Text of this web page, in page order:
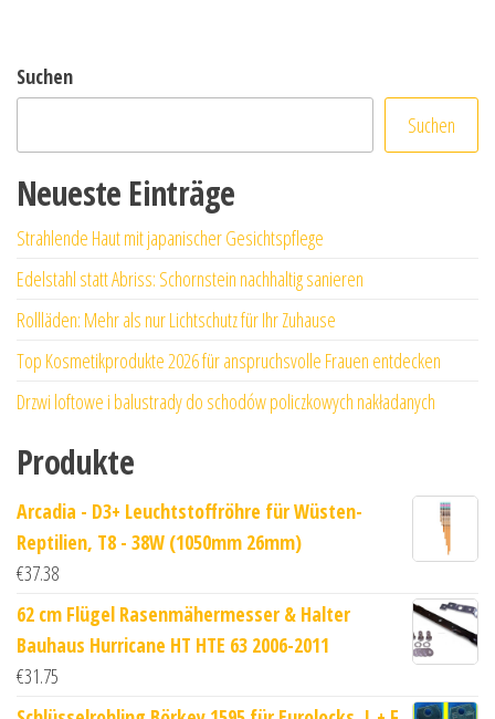
Suchen
Suchen
Neueste Einträge
Strahlende Haut mit japanischer Gesichtspflege
Edelstahl statt Abriss: Schornstein nachhaltig sanieren
Rollläden: Mehr als nur Lichtschutz für Ihr Zuhause
Top Kosmetikprodukte 2026 für anspruchsvolle Frauen entdecken
Drzwi loftowe i balustrady do schodów policzkowych nakładanych
Produkte
Arcadia - D3+ Leuchtstoffröhre für Wüsten-
Reptilien, T8 - 38W (1050mm 26mm)
€37.38
62 cm Flügel Rasenmähermesser & Halter
Bauhaus Hurricane HT HTE 63 2006-2011
€31.75